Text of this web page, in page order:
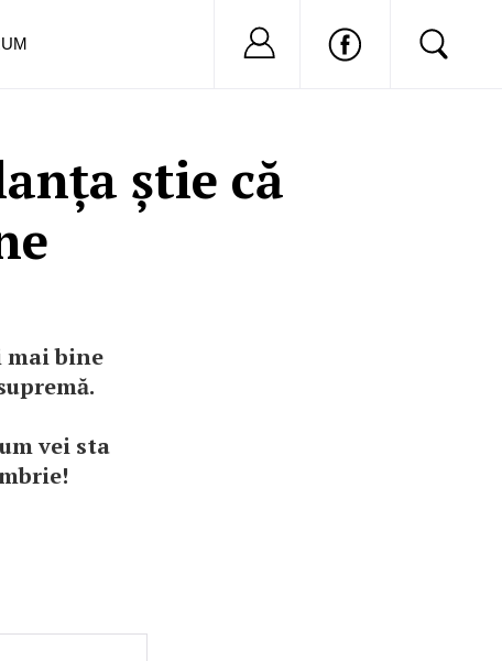
știe că
mai bine
vei sta
Nu ai cont?